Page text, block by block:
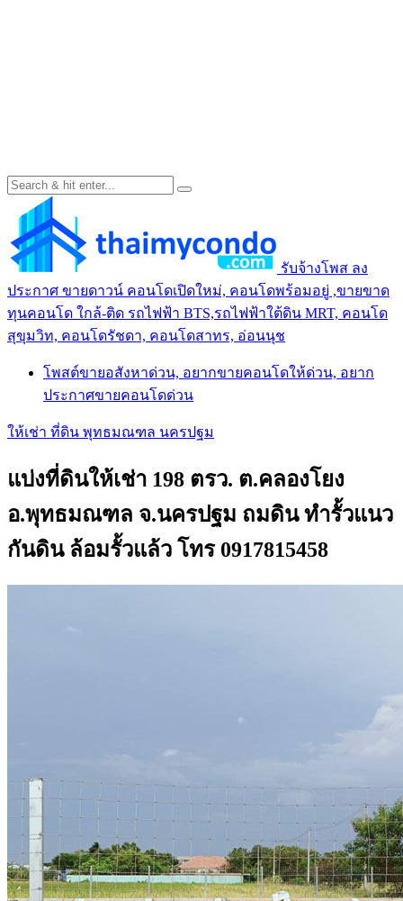
รับจ้างโพส ลง
ประกาศ ขายดาวน์ คอนโดเปิดใหม่, คอนโดพร้อมอยู่ ,ขายขาด
ทุนคอนโด ใกล้-ติด รถไฟฟ้า BTS,รถไฟฟ้าใต้ดิน MRT, คอนโด
สุขุมวิท, คอนโดรัชดา, คอนโดสาทร, อ่อนนุช
โพสต์ขายอสังหาด่วน, อยากขายคอนโดให้ด่วน, อยาก
ประกาศขายคอนโดด่วน
ให้เช่า ที่ดิน พุทธมณฑล นครปฐม
แบ่งที่ดินให้เช่า 198 ตรว. ต.คลองโยง
อ.พุทธมณฑล จ.นครปฐม ถมดิน ทำรั้วแนว
กันดิน ล้อมรั้วแล้ว โทร 0917815458